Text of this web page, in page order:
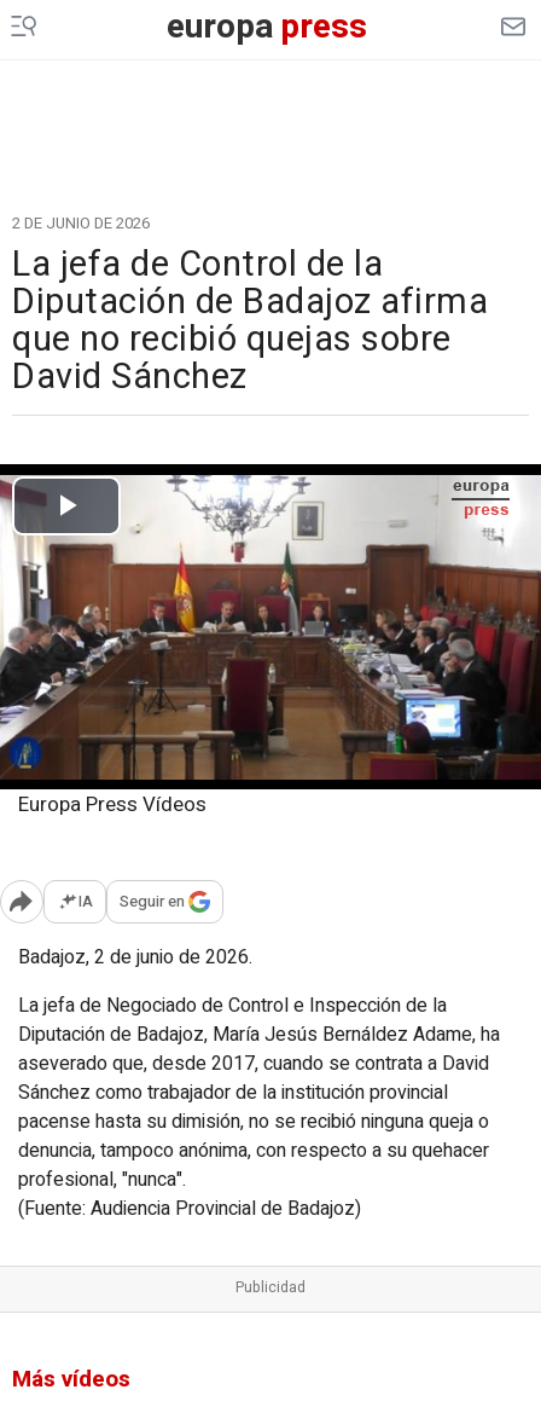
europapress
2 DE JUNIO DE 2026
La jefa de Control de la
Diputación de Badajoz afirma
que no recibió quejas sobre
David Sánchez
Europa Press Vídeos
Abrir opciones para compartir
IA Seguir en
Badajoz, 2 de junio de 2026.
La jefa de Negociado de Control e Inspección de la
Diputación de Badajoz, María Jesús Bernáldez Adame, ha
aseverado que, desde 2017, cuando se contrata a David
Sánchez como trabajador de la institución provincial
pacense hasta su dimisión, no se recibió ninguna queja o
denuncia, tampoco anónima, con respecto a su quehacer
profesional, "nunca".
(Fuente: Audiencia Provincial de Badajoz)
Más vídeos